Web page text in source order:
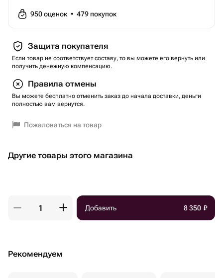
950оценок • 479 покупок
Защита покупателя
Если товар не соответствует составу, то вы можете его вернуть или
получить денежную компенсацию.
Правила отмены
Вы можете бесплатно отменить заказ до начала доставки, деньги
полностью вам вернутся.
Пожаловаться на товар
Другие товары этого магазина
Добавить 8 350 ₽
Рекомендуем